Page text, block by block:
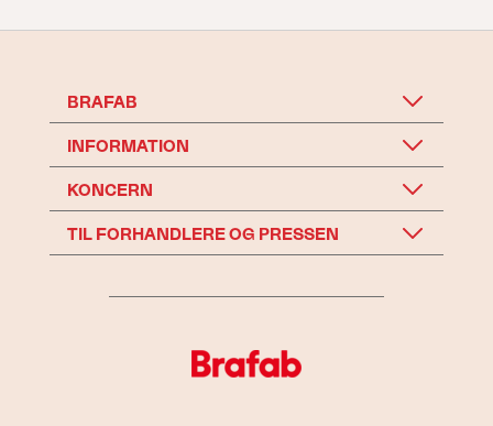
BRAFAB
INFORMATION
KONCERN
TIL FORHANDLERE OG PRESSEN